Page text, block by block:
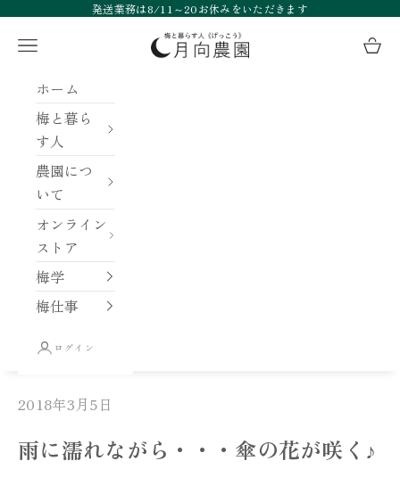
コンテンツへスキップ発送業務は8/11～20お休みをいただきます
月向農園
メニュー
カー
ホーム
梅と暮ら
す人
農園につ
いて
オンライン
ストア
梅学
梅仕事
ログイン
2018年3月5日
雨に濡れながら・・・傘の花が咲く♪